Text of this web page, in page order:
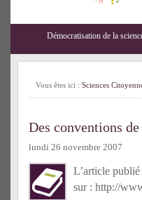
Démocratisation de la
Vous êtes ici : Sciences
Des conventions
lundi 26 novembre 2007
L’article
sur : http://